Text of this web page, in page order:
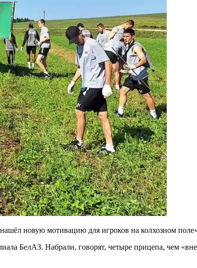
новую мотивацию для игроков на колхозном
БелАЗ. Набрали, говорят, четыре прицепа, чем